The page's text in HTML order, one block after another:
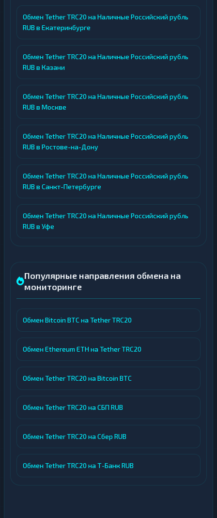
Обмен Tether TRC20 на Наличные Российский рубль
RUB в Екатеринбурге
Обмен Tether TRC20 на Наличные Российский рубль
RUB в Казани
Обмен Tether TRC20 на Наличные Российский рубль
RUB в Москве
Обмен Tether TRC20 на Наличные Российский рубль
RUB в Ростове-на-Дону
Обмен Tether TRC20 на Наличные Российский рубль
RUB в Санкт-Петербурге
Обмен Tether TRC20 на Наличные Российский рубль
RUB в Уфе
Популярные направления обмена на
мониторинге
Обмен Bitcoin BTC на Tether TRC20
Обмен Ethereum ETH на Tether TRC20
Обмен Tether TRC20 на Bitcoin BTC
Обмен Tether TRC20 на СБП RUB
Обмен Tether TRC20 на Сбер RUB
Обмен Tether TRC20 на Т-Банк RUB